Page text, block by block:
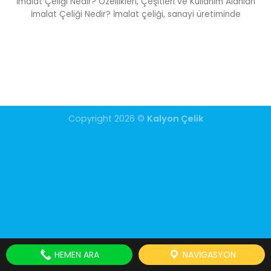
İmalat Çeliği Nedir? İmalat çeliği, sanayi üretiminde
Copyright 2026 © Kalyon Çelik
HEMEN ARA NAVIGASYON